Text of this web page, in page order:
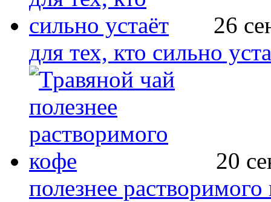
26
для тех, кто сильно
20
полезнее растворимого